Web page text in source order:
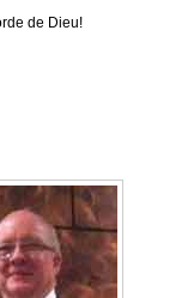
de Dieu!